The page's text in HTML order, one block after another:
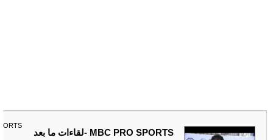
MBC PRO SPORTS -لقاءات ما بعد